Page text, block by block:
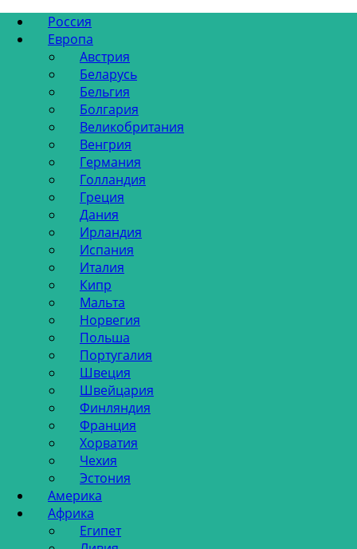
Россия
Европа
Австрия
Беларусь
Бельгия
Болгария
Великобритания
Венгрия
Германия
Голландия
Греция
Дания
Ирландия
Испания
Италия
Кипр
Мальта
Норвегия
Польша
Португалия
Швеция
Швейцария
Финляндия
Франция
Хорватия
Чехия
Эстония
Америка
Африка
Египет